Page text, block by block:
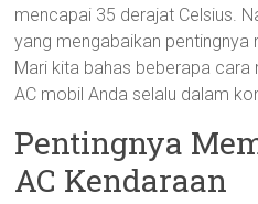
mencapai 35 derajat Celsius.
yang mengabaikan
Mari kita bahas beberapa cara
AC mobil Anda selalu dalam
Pentingnya
AC Kendaraan